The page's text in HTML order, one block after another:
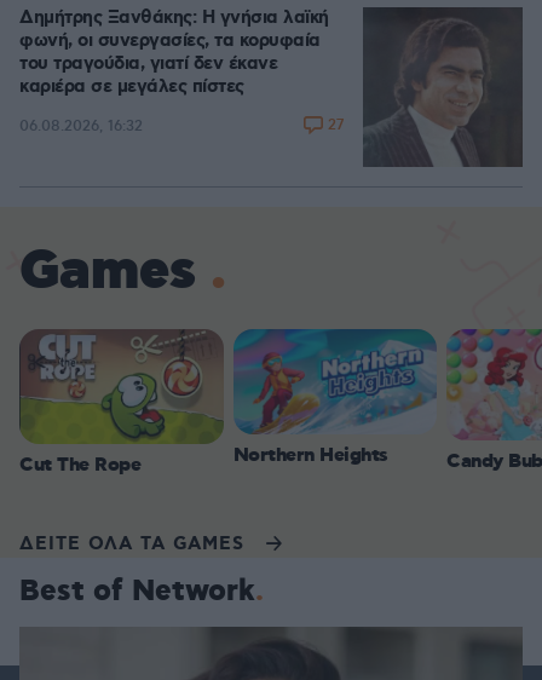
Δημήτρης Ξανθάκης: Η γνήσια λαϊκή
φωνή, οι συνεργασίες, τα κορυφαία
του τραγούδια, γιατί δεν έκανε
καριέρα σε μεγάλες πίστες
06.08.2026, 16:32 27
Games
Cut The Rope Northern Heights Candy
ΔΕΙΤΕ ΟΛΑ ΤΑ GAMES
Best of Network